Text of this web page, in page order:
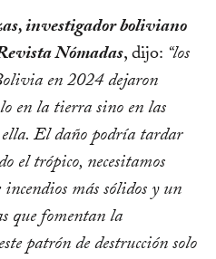
investigador boliviano
Nómadas, dijo: “los
en 2024 dejaron
en la tierra sino en las
ella. El daño podría tardar
el trópico, necesitamos
más sólidos y un
que fomentan la
patrón de destrucción solo